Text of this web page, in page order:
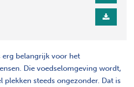
erg belangrijk voor het
Die voedselomgeving wordt,
plekken steeds ongezonder. Dat is